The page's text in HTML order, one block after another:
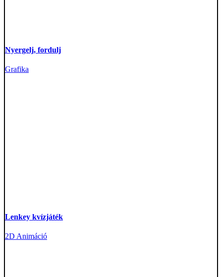
Nyergelj, fordulj
Grafika
Lenkey kvízjáték
2D Animáció